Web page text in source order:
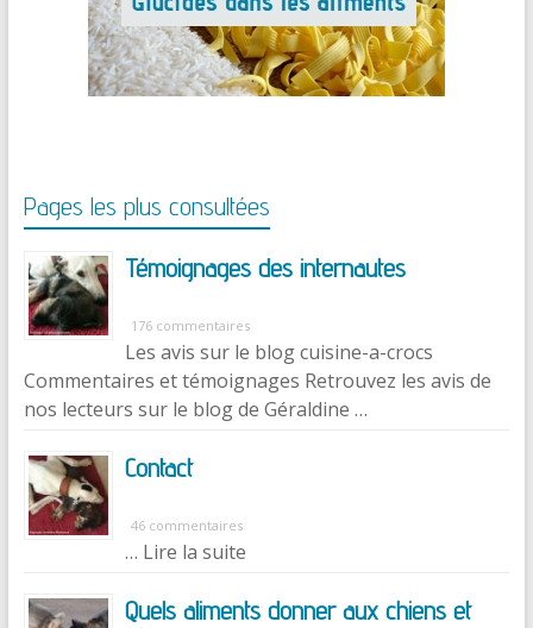
Pages les plus consultées
Témoignages des internautes
176 commentaires
Les avis sur le blog cuisine-a-crocs
Commentaires et témoignages Retrouvez les avis de
nos lecteurs sur le blog de Géraldine …
Contact
46 commentaires
… Lire la suite
Quels aliments donner aux chiens et